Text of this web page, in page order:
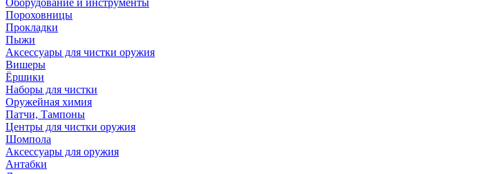
Оборудование и инструменты
Пороховницы
Прокладки
Пыжи
Аксессуары для чистки оружия
Вишеры
Ёршики
Наборы для чистки
Оружейная химия
Патчи, Тампоны
Центры для чистки оружия
Шомпола
Аксессуары для оружия
Антабки